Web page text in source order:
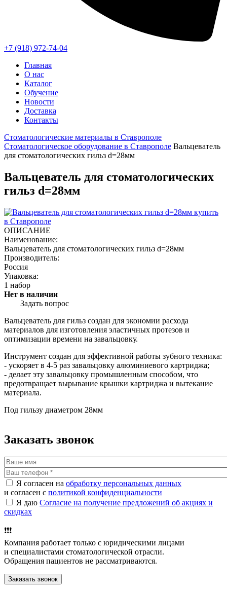
+7 (918) 972-74-04
Главная
О нас
Каталог
Обучение
Новости
Доставка
Контакты
Стоматологические материалы в Ставрополе
Стоматологическое оборудование в Ставрополе Вальцеватель
для стоматологических гильз d=28мм
Вальцеватель для стоматологических
гильз d=28мм
ОПИСАНИЕ
Наименование:
Вальцеватель для стоматологических гильз d=28мм
Производитель:
Россия
Упаковка:
1 набор
Нет в наличии
Задать вопрос
Вальцеватель для гильз создан для экономии расхода
материалов для изготовления эластичных протезов и
оптимизации времени на завальцовку.
Инструмент создан для эффективной работы зубного техника:
- ускоряет в 4-5 раз завальцовку алюминиевого картриджа;
- делает эту завальцовку промышленным способом, что
предотвращает вырывание крышки картриджа и вытекание
материала.
Под гильзу диаметром 28мм
Заказать звонок
Я согласен на обработку персональных данных
и согласен с политикой конфиденциальности
Я даю Согласие на получение предложений об акциях и
скидках
❗️❗️❗️
Компания работает только с юридическими лицами
и специалистами стоматологической отрасли.
Обращения пациентов не рассматриваются.